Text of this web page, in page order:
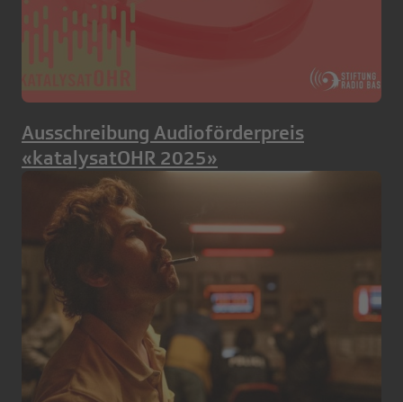
Ausschreibung Audioförderpreis
«katalysatOHR 2025»